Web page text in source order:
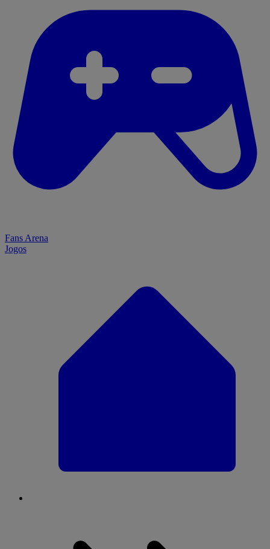
Fans Arena
Jogos